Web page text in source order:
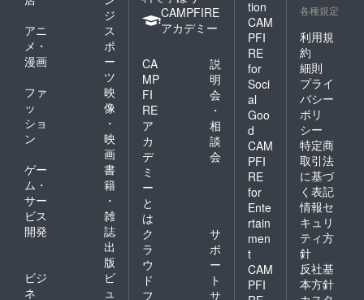
ジ
アニ
メ・
漫画
ス
ポ
ー
ツ
ファ
ッ
ショ
ン
映
像
・
映
画
ゲー
ム・
サー
ビス
開発
書
籍
・
雑
誌
出
版
ビジ
ネ
ビ
ュ
CAMPFIRE
アカデミー
CA
MP
FI
RE
ア
カ
デ
ミ
ー
と
は
説
明
会
・
相
談
会
ク
ラ
ウ
ド
フ
サ
ポ
ー
ト
サ
tion
CAM
PFI
RE
for
Soci
al
Goo
d
CAM
PFI
RE
for
Ente
rtain
men
t
CAM
PFI
各種規定
利用規
約
細則
プライ
バシー
ポリ
シー
特定商
取引法
に基づ
く表記
情報セ
キュリ
ティ方
針
反社基
本方針